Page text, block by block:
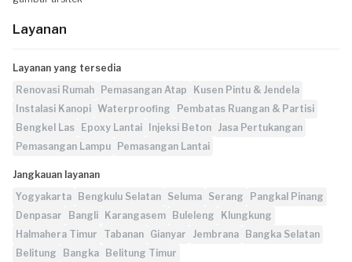
Layanan
Layanan yang tersedia
Renovasi Rumah
Pemasangan Atap
Kusen Pintu & Jendela
Instalasi Kanopi Waterproofing
Pembatas Ruangan & Partisi
Bengkel Las
Epoxy Lantai Injeksi Beton Jasa Pertukangan
Pemasangan Lampu
Pemasangan Lantai
Jangkauan layanan
Yogyakarta
Bengkulu Selatan Seluma Serang
Pangkal Pinang
Denpasar
Bangli Karangasem Buleleng
Klungkung
Halmahera Timur
Tabanan Gianyar Jembrana
Bangka Selatan
Belitung
Bangka Belitung Timur